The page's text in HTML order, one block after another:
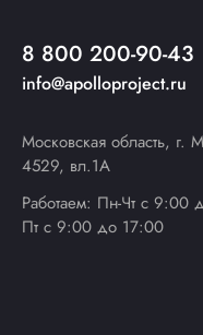
8 800 200-90-43
info@apolloproject.ru
Московская область,
4529, вл.1А
Работаем: Пн-Чт с 9:00
Пт с 9:00 до 17:00